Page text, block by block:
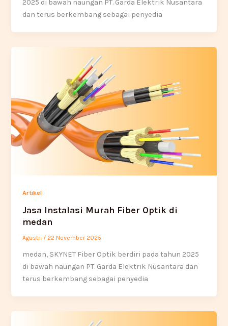
2025 di bawah naungan PT. Garda Elektrik Nusantara
dan terus berkembang sebagai penyedia
Artikel
Jasa Instalasi Murah Fiber Optik di
medan
Agustri / 22 November 2025
medan, SKYNET Fiber Optik berdiri pada tahun 2025
di bawah naungan PT. Garda Elektrik Nusantara dan
terus berkembang sebagai penyedia